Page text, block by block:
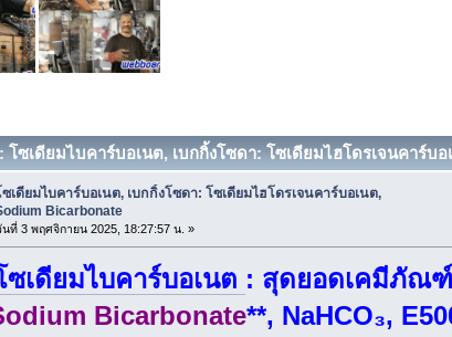
โซเดียมไบคาร์บอเนต, เบกกิ้งโซดา: โซเดียมไฮโดรเจนคาร์บ
ซเดียมไบคาร์บอเนต, เบกกิ้งโซดา: โซเดียมไฮโดรเจนคาร์บอเนต,
Bicarbonate
นที่ 3 พฤศจิกายน 2025, 18:27:57 น. »
เดียมไบคาร์บอเนต : สุดยอดเคมีภัณ
Bicarbonate**, NaHCO₃,